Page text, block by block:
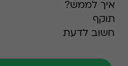
איך לממש?
תוקף
חשוב לדעת